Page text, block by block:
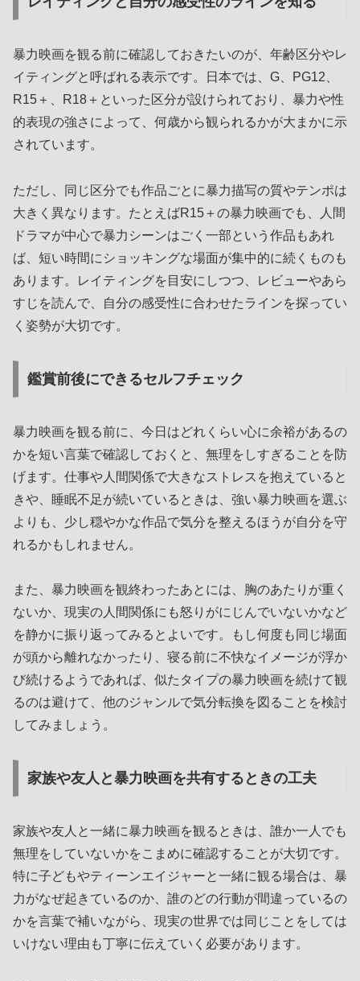
暴力映画を観る前に確認しておきたいのが、年齢区分やレ
イティングと呼ばれる表示です。日本では、G、PG12、
R15＋、R18＋といった区分が設けられており、暴力や性
的表現の強さによって、何歳から観られるかが大まかに示
されています。
ただし、同じ区分でも作品ごとに暴力描写の質やテンポは
大きく異なります。たとえばR15＋の暴力映画でも、人間
ドラマが中心で暴力シーンはごく一部という作品もあれ
ば、短い時間にショッキングな場面が集中的に続くものも
あります。レイティングを目安にしつつ、レビューやあら
すじを読んで、自分の感受性に合わせたラインを探ってい
く姿勢が大切です。
鑑賞前後にできるセルフチェック
暴力映画を観る前に、今日はどれくらい心に余裕があるの
かを短い言葉で確認しておくと、無理をしすぎることを防
げます。仕事や人間関係で大きなストレスを抱えていると
きや、睡眠不足が続いているときは、強い暴力映画を選ぶ
よりも、少し穏やかな作品で気分を整えるほうが自分を守
れるかもしれません。
また、暴力映画を観終わったあとには、胸のあたりが重く
ないか、現実の人間関係にも怒りがにじんでいないかなど
を静かに振り返ってみるとよいです。もし何度も同じ場面
が頭から離れなかったり、寝る前に不快なイメージが浮か
び続けるようであれば、似たタイプの暴力映画を続けて観
るのは避けて、他のジャンルで気分転換を図ることを検討
してみましょう。
家族や友人と暴力映画を共有するときの工夫
家族や友人と一緒に暴力映画を観るときは、誰か一人でも
無理をしていないかをこまめに確認することが大切です。
特に子どもやティーンエイジャーと一緒に観る場合は、暴
力がなぜ起きているのか、誰のどの行動が間違っているの
かを言葉で補いながら、現実の世界では同じことをしては
いけない理由も丁寧に伝えていく必要があります。